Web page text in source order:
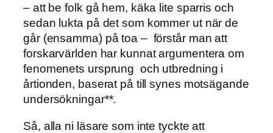
– att be folk gå hem, käka lite sparris och
sedan lukta på det som kommer ut när de
går (ensamma) på toa – förstår man att
forskarvärlden har kunnat argumentera om
fenomenets ursprung och utbredning i
årtionden, baserat på till synes motsägande
undersökningar**.
Så, alla ni läsare som inte tyckte att